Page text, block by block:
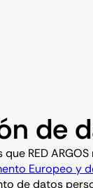
de
RED
Europeo y
de datos